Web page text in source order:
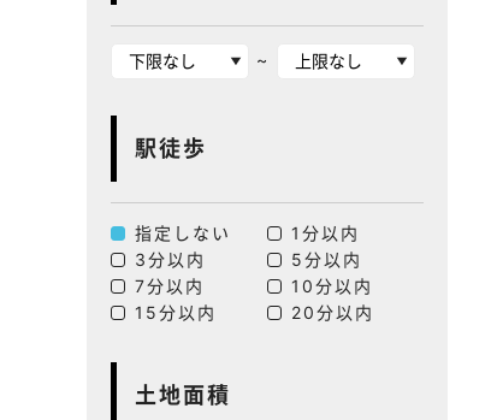
~
駅徒歩
指定しない
1分以内
3分以内
5分以内
7分以内
10分以内
15分以内
20分以内
土地面積